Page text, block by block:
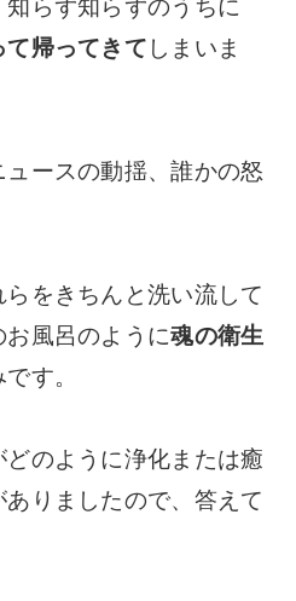
らず知らずのうちに
て帰ってきて しまいま
ースの動揺、誰かの怒
をきちんと洗い流して
お風呂のように魂の衛生
す。
のように浄化または癒
りましたので、答えて